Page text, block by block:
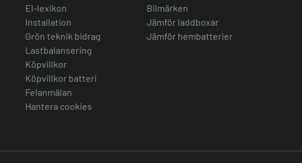
El-lexikon
Installation
Grön teknik bidrag
Lastbalansering
Köpvillkor
Köpvillkor batteri
Felanmälan
Hantera cookies
Bilmärken
Jämför laddboxar
Jämför hembatterier